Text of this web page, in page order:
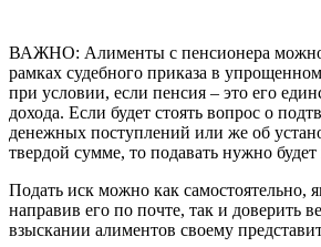
ВАЖНО: Алименты с пенсионера можно
рамках судебного приказа в
при условии, если пенсия – это его
дохода. Если будет стоять вопрос о
денежных поступлений или же об
твердой сумме, то подавать нужно будет
Подать иск можно как самостоятельно,
направив его по почте, так и доверить
взыскании алиментов своему